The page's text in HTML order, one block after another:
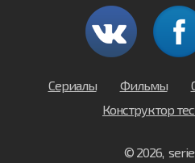
Сериалы Фильмы
Конструктор
© 2026,